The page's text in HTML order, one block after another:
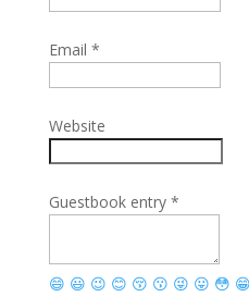
Email *
Website
Guestbook entry *
😄 😃 😉 😊 😚 😗 😜 😛 😳 😁